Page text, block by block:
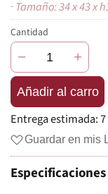
· Tamaño: 34 x 43 x
Cantidad
− +
Añadir al carro
Entrega estimada:
Guardar en mis